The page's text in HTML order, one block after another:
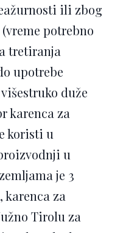
ili zbog
potrebno
tretiranja
upotrebe
duže
karenca za
koristi u
u
je 3
karenca za
Tirolu za